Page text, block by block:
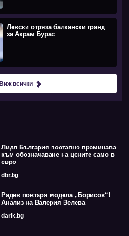
Левски отряза балкански гранд
за Акрам Бурас
Виж всички
Лидл България поетапно преминава
към обозначаване на цените само в
евро
dbr.bg
Радев повтаря модела „Борисов“!
Анализ на Валерия Велева
darik.bg